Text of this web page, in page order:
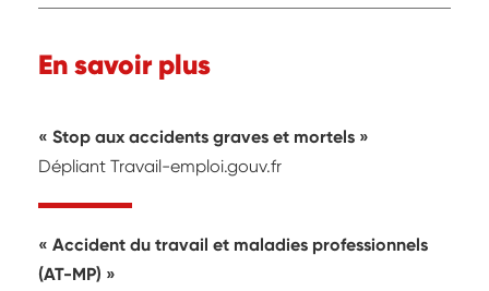
En savoir plus
Stop aux accidents graves et mortels
Dépliant Travail-emploi.gouv.fr
Accident du travail et maladies professionnels
(AT-MP)